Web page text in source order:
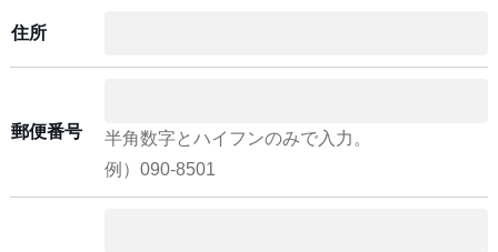
住所
郵便番号
半角数字とハイフンのみで入力。
例）090-8501